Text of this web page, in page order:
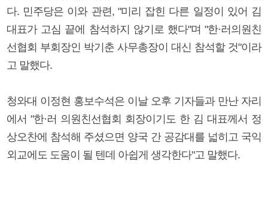
다. 민주당은 이와 관련, "미리 잡힌 다른 일정이 있어 김
대표가 고심 끝에 참석하지 않기로 했다"며 "한·러의원친
선협회 부회장인 박기춘 사무총장이 대신 참석할 것"이라
고 말했다.
청와대 이정현 홍보수석은 이날 오후 기자들과 만난 자리
에서 "한·러 의원친선협회 회장이기도 한 김 대표께서 정
상오찬에 참석해 주셨으면 양국 간 공감대를 넓히고 국익
외교에도 도움이 될 텐데 아쉽게 생각한다"고 말했다.